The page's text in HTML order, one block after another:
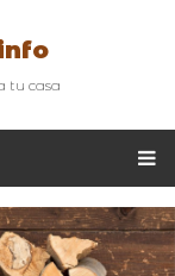
tu casa